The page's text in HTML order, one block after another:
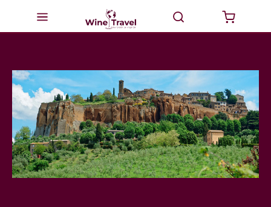
Milano
Valtellina
Italien
Vinturer